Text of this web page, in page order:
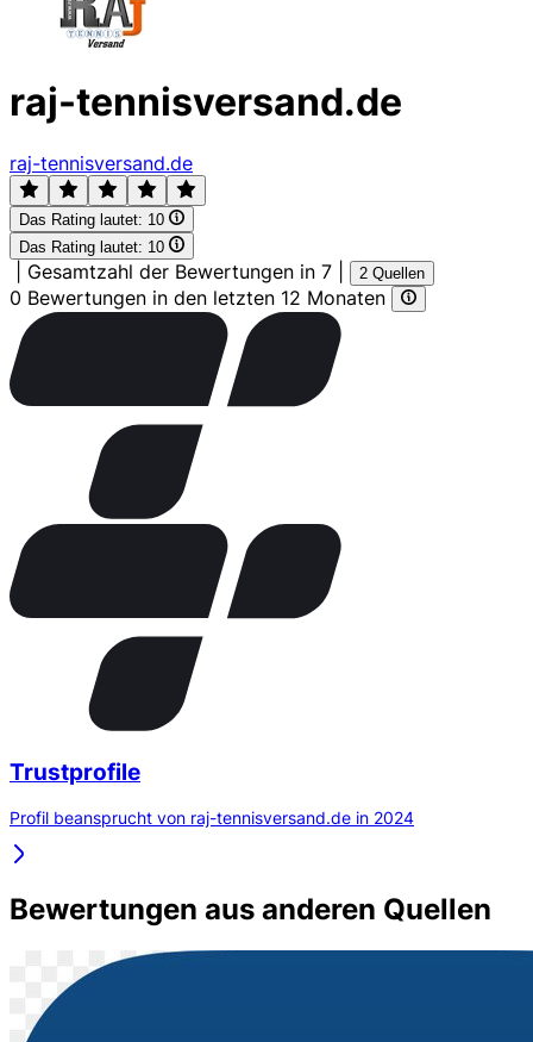
raj-tennisversand.de
raj-tennisversand.de
Das Rating lautet: 10
Das Rating lautet: 10
Gesamtzahl der Bewertungen in 7 2 Quellen
0 Bewertungen in den letzten 12 Monaten
Trustprofile
Profil beansprucht von raj-tennisversand.de in 2024
Bewertungen aus anderen Quellen